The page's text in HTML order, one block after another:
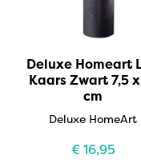
Deluxe Homeart
Kaars Zwart 7,5
cm
Deluxe HomeArt
€16,95